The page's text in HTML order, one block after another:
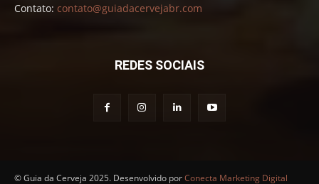
Contato: contato@guiadacervejabr.com
REDES SOCIAIS
© Guia da Cerveja 2025. Desenvolvido porConecta Marketing Digital